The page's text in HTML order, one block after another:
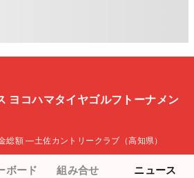
ヨコハマタイヤゴルフトーナメン
総額 ―土佐カントリークラブ（高知県）
ボード 組み合せ ニュース